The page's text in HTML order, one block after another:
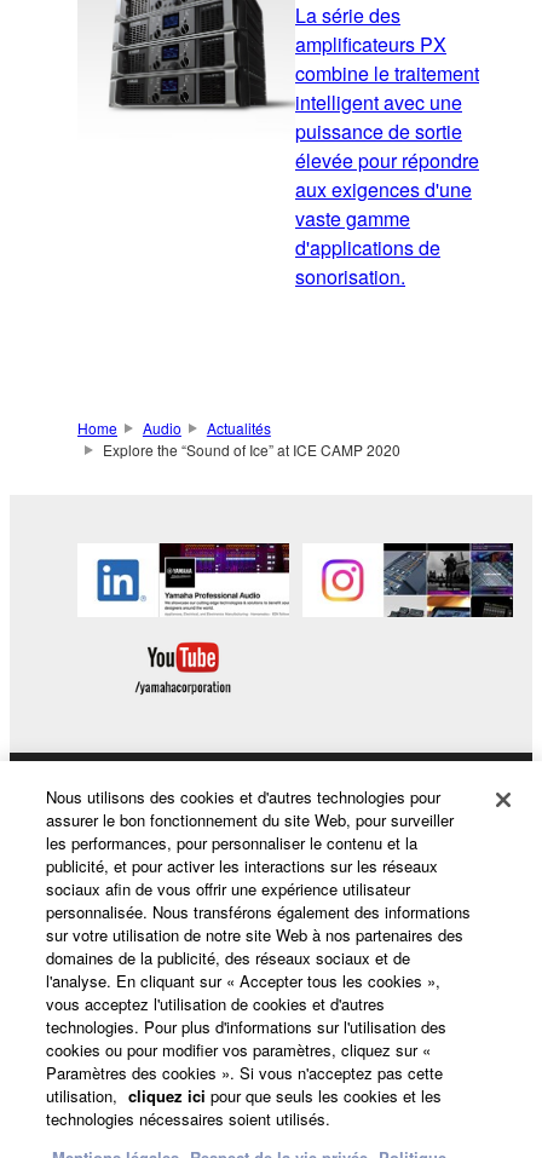
La série des
amplificateurs PX
combine le traitement
intelligent avec une
puissance de sortie
élevée pour répondre
aux exigences d'une
vaste gamme
d'applications de
sonorisation.
Home Audio
Actualités
Explore the “Sound of Ice” at ICE CAMP 2020
Produits et solutions
Actualités
A propos de Yamaha
France - French
Grand Public
Nous utilisons des cookies et d'autres technologies pour
assurer le bon fonctionnement du site Web, pour surveiller
les performances, pour personnaliser le contenu et la
publicité, et pour activer les interactions sur les réseaux
sociaux afin de vous offrir une expérience utilisateur
personnalisée. Nous transférons également des informations
sur votre utilisation de notre site Web à nos partenaires des
domaines de la publicité, des réseaux sociaux et de
l'analyse. En cliquant sur « Accepter tous les cookies »,
vous acceptez l'utilisation de cookies et d'autres
technologies. Pour plus d'informations sur l'utilisation des
cookies ou pour modifier vos paramètres, cliquez sur «
Paramètres des cookies ». Si vous n'acceptez pas cette
utilisation, cliquez ici pour que seuls les cookies et les
technologies nécessaires soient utilisés.